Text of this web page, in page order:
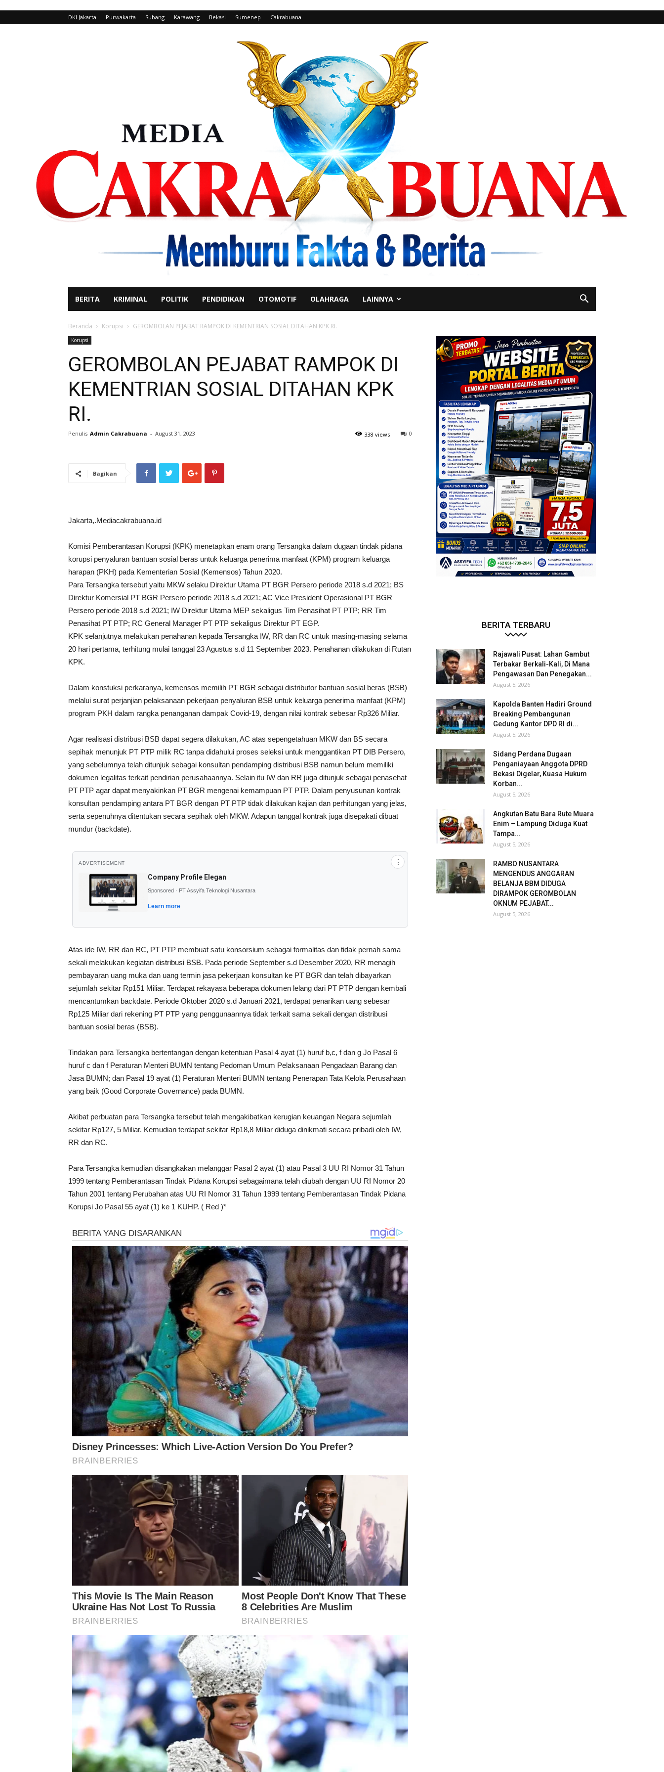
DKI Jakarta Purwakarta Subang Karawang Bekasi Sumenep Cakrabuana
BERITA KRIMINAL POLITIK PENDIDIKAN OTOMOTIF OLAHRAGA LAINNYA
Beranda Korupsi GEROMBOLAN PEJABAT RAMPOK DI KEMENTRIAN SOSIAL DITAHAN KPK RI.
Korupsi
GEROMBOLAN PEJABAT RAMPOK DI
KEMENTRIAN SOSIAL DITAHAN KPK
RI.
Penulis Admin Cakrabuana - August 31, 2023 0
338 views
Bagikan
Jakarta,.Mediacakrabuana.id
Komisi Pemberantasan Korupsi (KPK) menetapkan enam orang Tersangka dalam dugaan tindak pidana
korupsi penyaluran bantuan sosial beras untuk keluarga penerima manfaat (KPM) program keluarga
harapan (PKH) pada Kementerian Sosial (Kemensos) Tahun 2020.
Para Tersangka tersebut yaitu MKW selaku Direktur Utama PT BGR Persero periode 2018 s.d 2021; BS
Direktur Komersial PT BGR Persero periode 2018 s.d 2021; AC Vice President Operasional PT BGR
Persero periode 2018 s.d 2021; IW Direktur Utama MEP sekaligus Tim Penasihat PT PTP; RR Tim
Penasihat PT PTP; RC General Manager PT PTP sekaligus Direktur PT EGP.
KPK selanjutnya melakukan penahanan kepada Tersangka IW, RR dan RC untuk masing-masing selama
20 hari pertama, terhitung mulai tanggal 23 Agustus s.d 11 September 2023. Penahanan dilakukan di Rutan
KPK.
Dalam konstuksi perkaranya, kemensos memilih PT BGR sebagai distributor bantuan sosial beras (BSB)
melalui surat perjanjian pelaksanaan pekerjaan penyaluran BSB untuk keluarga penerima manfaat (KPM)
program PKH dalam rangka penanganan dampak Covid-19, dengan nilai kontrak sebesar Rp326 Miliar.
Agar realisasi distribusi BSB dapat segera dilakukan, AC atas sepengetahuan MKW dan BS secara
sepihak menunjuk PT PTP milik RC tanpa didahului proses seleksi untuk menggantikan PT DIB Persero,
yang sebelumnya telah ditunjuk sebagai konsultan pendamping distribusi BSB namun belum memiliki
dokumen legalitas terkait pendirian perusahaannya. Selain itu IW dan RR juga ditunjuk sebagai penasehat
PT PTP agar dapat menyakinkan PT BGR mengenai kemampuan PT PTP. Dalam penyusunan kontrak
konsultan pendamping antara PT BGR dengan PT PTP tidak dilakukan kajian dan perhitungan yang jelas,
serta sepenuhnya ditentukan secara sepihak oleh MKW. Adapun tanggal kontrak juga disepakati dibuat
mundur (backdate).
ADVERTISEMENT ⋮
Company Profile Elegan
Sponsored · PT Assyifa Teknologi Nusantara
Learn more
Atas ide IW, RR dan RC, PT PTP membuat satu konsorsium sebagai formalitas dan tidak pernah sama
sekali melakukan kegiatan distribusi BSB. Pada periode September s.d Desember 2020, RR menagih
pembayaran uang muka dan uang termin jasa pekerjaan konsultan ke PT BGR dan telah dibayarkan
sejumlah sekitar Rp151 Miliar. Terdapat rekayasa beberapa dokumen lelang dari PT PTP dengan kembali
mencantumkan backdate. Periode Oktober 2020 s.d Januari 2021, terdapat penarikan uang sebesar
Rp125 Miliar dari rekening PT PTP yang penggunaannya tidak terkait sama sekali dengan distribusi
bantuan sosial beras (BSB).
Tindakan para Tersangka bertentangan dengan ketentuan Pasal 4 ayat (1) huruf b,c, f dan g Jo Pasal 6
huruf c dan f Peraturan Menteri BUMN tentang Pedoman Umum Pelaksanaan Pengadaan Barang dan
Jasa BUMN; dan Pasal 19 ayat (1) Peraturan Menteri BUMN tentang Penerapan Tata Kelola Perusahaan
yang baik (Good Corporate Governance) pada BUMN.
Akibat perbuatan para Tersangka tersebut telah mengakibatkan kerugian keuangan Negara sejumlah
sekitar Rp127, 5 Miliar. Kemudian terdapat sekitar Rp18,8 Miliar diduga dinikmati secara pribadi oleh IW,
RR dan RC.
Para Tersangka kemudian disangkakan melanggar Pasal 2 ayat (1) atau Pasal 3 UU RI Nomor 31 Tahun
1999 tentang Pemberantasan Tindak Pidana Korupsi sebagaimana telah diubah dengan UU RI Nomor 20
Tahun 2001 tentang Perubahan atas UU RI Nomor 31 Tahun 1999 tentang Pemberantasan Tindak Pidana
Korupsi Jo Pasal 55 ayat (1) ke 1 KUHP. ( Red )*
BERITA TERBARU
Rajawali Pusat: Lahan Gambut
Terbakar Berkali-Kali, Di Mana
Pengawasan Dan Penegakan...
August 5, 2026
Kapolda Banten Hadiri Ground
Breaking Pembangunan
Gedung Kantor DPD RI di...
August 5, 2026
Sidang Perdana Dugaan
Penganiayaan Anggota DPRD
Bekasi Digelar, Kuasa Hukum
Korban...
August 5, 2026
Angkutan Batu Bara Rute Muara
Enim – Lampung Diduga Kuat
Tampa...
August 5, 2026
RAMBO NUSANTARA
MENGENDUS ANGGARAN
BELANJA BBM DIDUGA
DIRAMPOK GEROMBOLAN
OKNUM PEJABAT...
August 5, 2026